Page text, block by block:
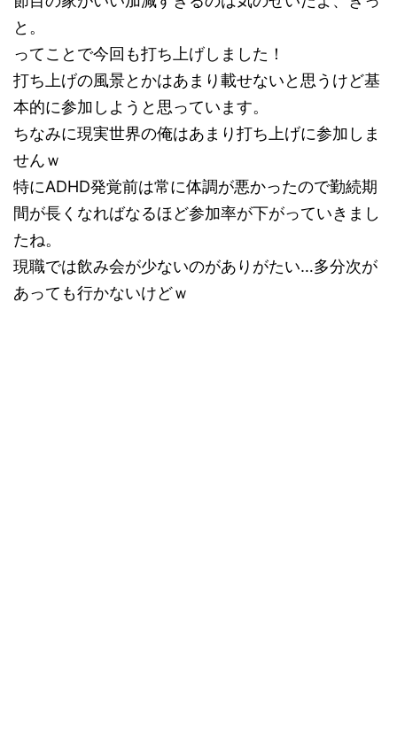
と。
ってことで今回も打ち上げしました！
打ち上げの風景とかはあまり載せないと思うけど基
本的に参加しようと思っています。
ちなみに現実世界の俺はあまり打ち上げに参加しま
せんｗ
特にADHD発覚前は常に体調が悪かったので勤続期
間が長くなればなるほど参加率が下がっていきまし
たね。
現職では飲み会が少ないのがありがたい…多分次が
あっても行かないけどｗ